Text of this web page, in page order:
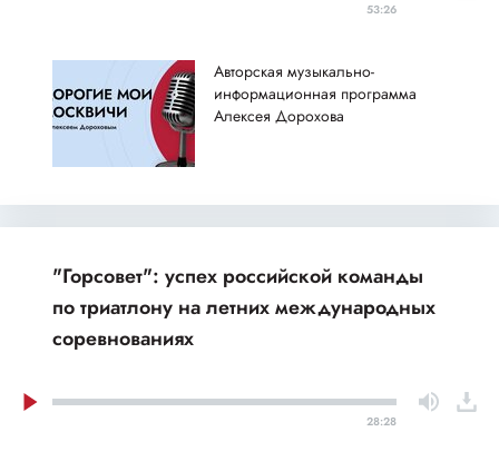
53:26
Авторская музыкально-
информационная программа
Алексея Дорохова
"Горсовет": успех российской команды
по триатлону на летних международных
соревнованиях
28:28